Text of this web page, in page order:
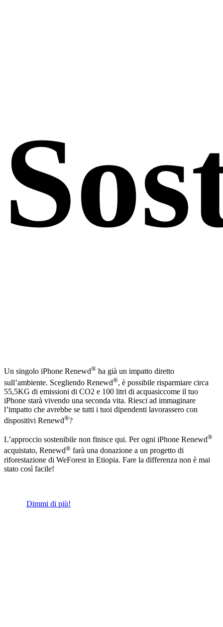
Un singolo iPhone Renewd® ha già un impatto diretto
sull’ambiente. Scegliendo Renewd®, è possibile risparmiare circa
55,5KG di emissioni di CO2 e 100 litri di acquasiccome il tuo
iPhone starà vivendo una seconda vita. Riesci ad immaginare
l’impatto che avrebbe se tutti i tuoi dipendenti lavorassero con
dispositivi Renewd®?
L’approccio sostenibile non finisce qui. Per ogni iPhone Renewd®
acquistato, Renewd® farà una donazione a un progetto di
riforestazione di WeForest in Etiopia. Fare la differenza non è mai
stato così facile!
Dimmi di più!